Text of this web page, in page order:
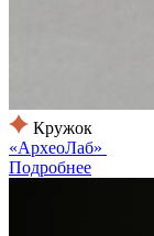
Кружок
«АрхеоЛаб»
Подробнее